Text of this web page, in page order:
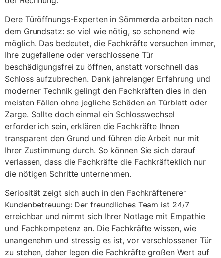
Dere Türöffnungs-Experten in Sömmerda arbeiten nach
dem Grundsatz: so viel wie nötig, so schonend wie
möglich. Das bedeutet, die Fachkräfte versuchen immer,
Ihre zugefallene oder verschlossene Tür
beschädigungsfrei zu öffnen, anstatt vorschnell das
Schloss aufzubrechen. Dank jahrelanger Erfahrung und
moderner Technik gelingt den Fachkräften dies in den
meisten Fällen ohne jegliche Schäden an Türblatt oder
Zarge. Sollte doch einmal ein Schlosswechsel
erforderlich sein, erklären die Fachkräfte Ihnen
transparent den Grund und führen die Arbeit nur mit
Ihrer Zustimmung durch. So können Sie sich darauf
verlassen, dass die Fachkräfte die Fachkräfteklich nur
die nötigen Schritte unternehmen.
Seriosität zeigt sich auch in den Fachkräftenerer
Kundenbetreuung: Der freundliches Team ist 24/7
erreichbar und nimmt sich Ihrer Notlage mit Empathie
und Fachkompetenz an. Die Fachkräfte wissen, wie
unangenehm und stressig es ist, vor verschlossener Tür
zu stehen, daher legen die Fachkräfte großen Wert auf